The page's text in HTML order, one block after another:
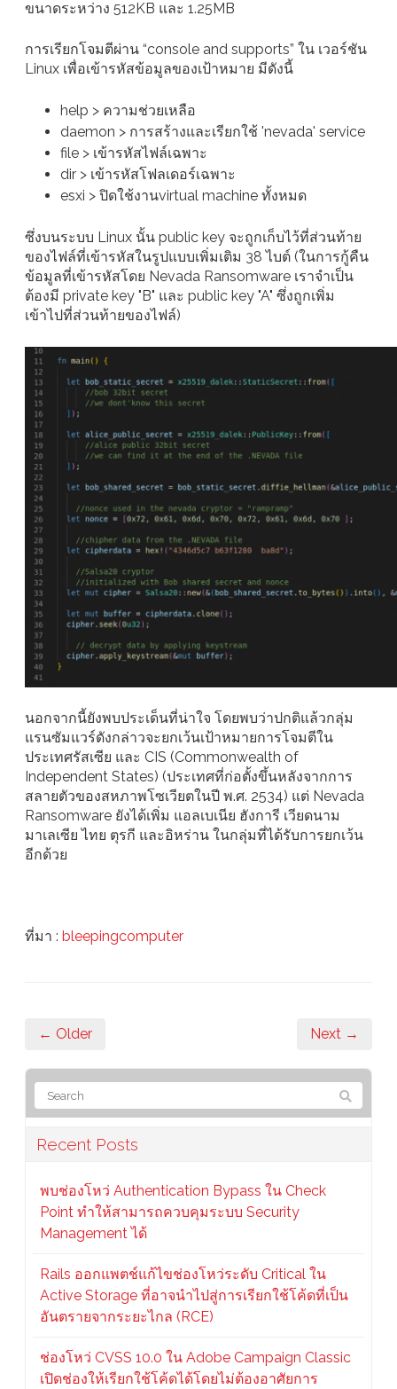
ขนาดระหว่าง 512KB และ 1.25MB
การเรียกโจมตีผ่าน “console and supports” ใน เวอร์ชัน
Linux เพื่อเข้ารหัสข้อมูลของเป้าหมาย มีดังนี้
help > ความช่วยเหลือ
daemon > การสร้างและเรียกใช้ 'nevada' service
file > เข้ารหัสไฟล์เฉพาะ
dir > เข้ารหัสโฟลเดอร์เฉพาะ
esxi > ปิดใช้งานvirtual machine ทั้งหมด
ซึ่งบนระบบ Linux นั้น public key จะถูกเก็บไว้ที่ส่วนท้าย
ของไฟล์ที่เข้ารหัสในรูปแบบเพิ่มเติม 38 ไบต์ (ในการกู้คืน
ข้อมูลที่เข้ารหัสโดย Nevada Ransomware เราจำเป็น
ต้องมี private key "B" และ public key "A" ซึ่งถูกเพิ่ม
เข้าไปที่ส่วนท้ายของไฟล์)
นอกจากนี้ยังพบประเด็นที่น่าใจ โดยพบว่าปกติแล้วกลุ่ม
แรนซัมแวร์ดังกล่าวจะยกเว้นเป้าหมายการโจมตีใน
ประเทศรัสเซีย และ CIS (Commonwealth of
Independent States) (ประเทศที่ก่อตั้งขึ้นหลังจากการ
สลายตัวของสหภาพโซเวียตในปี พ.ศ. 2534) แต่ Nevada
Ransomware ยังได้เพิ่ม แอลเบเนีย ฮังการี เวียดนาม
มาเลเซีย ไทย ตุรกี และอิหร่าน ในกลุ่มที่ได้รับการยกเว้น
อีกด้วย
ที่มา : bleepingcomputer
← Older Next →
Recent Posts
พบช่องโหว่ Authentication Bypass ใน Check
Point ทำให้สามารถควบคุมระบบ Security
Management ได้
Rails ออกแพตช์แก้ไขช่องโหว่ระดับ Critical ใน
Active Storage ที่อาจนำไปสู่การเรียกใช้โค้ดที่เป็น
อันตรายจากระยะไกล (RCE)
ช่องโหว่ CVSS 10.0 ใน Adobe Campaign Classic
เปิดช่องให้เรียกใช้โค้ดได้โดยไม่ต้องอาศัยการ